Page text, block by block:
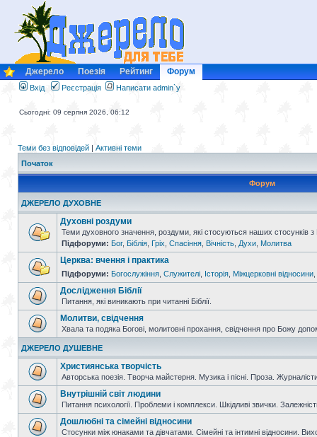
Джерело Поезія Рейтинг Форум
Вхід Реєстрація Написати admin`у
Сьогодні: 09 серпня 2026, 06:12
Теми без відповідей | Активні теми
Початок
Форум
ДЖЕРЕЛО ДУХОВНЕ
Духовні роздуми
Теми духовного значення, роздуми, які стосуються наших стосунків з
Підфоруми: Бог, Біблія Гріх Спасіння Вічність Духи Молитва
Церква: вчення і практика
Підфоруми: Богослужіння Служителі Історія Міжцерковні відносини
Дослідження Біблії
Питання, які виникають при читанні Біблії.
Молитви, свідчення
Хвала та подяка Богові, молитовні прохання, свідчення про Божу
ДЖЕРЕЛО ДУШЕВНЕ
Християнська творчість
Авторська поезія. Творча майстерня. Музика і пісні. Проза.
Внутрішній світ людини
Питання психології. Проблеми і комплекси. Шкідливі звички.
Дошлюбні та сімейні відносини
Стосунки між юнаками та дівчатами. Сімейні та інтимні відносини.